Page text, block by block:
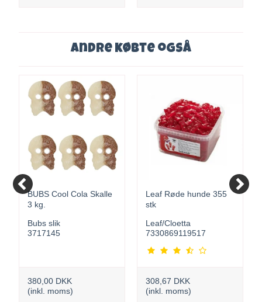
Andre købte også
BUBS Cool Cola Skalle
3 kg.
Bubs slik
3717145
380,00 DKK
(inkl. moms)
Leaf Røde hunde 355
stk
Leaf/Cloetta
7330869119517
308,67 DKK
(inkl. moms)